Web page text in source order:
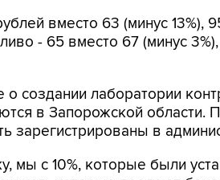
вместо 63 (минус 13%),
- 65 вместо 67 (минус
создании лаборатории
в Запорожской области.
зарегистрированы в
мы с 10%, которые были